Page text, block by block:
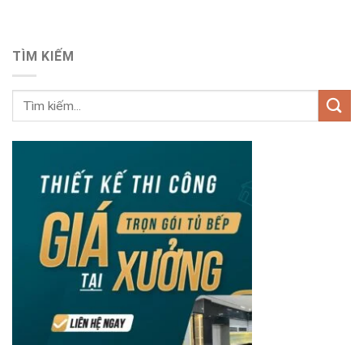
TÌM KIẾM